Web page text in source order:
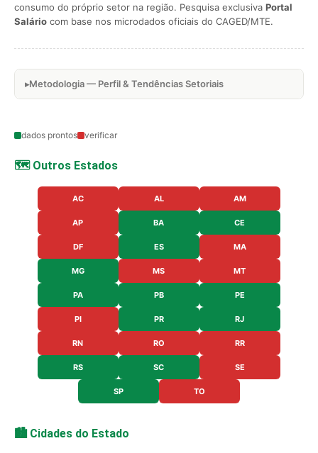
consumo do próprio setor na região. Pesquisa exclusiva Portal
Salário com base nos microdados oficiais do CAGED/MTE.
Metodologia — Perfil & Tendências Setoriais
dados prontos verificar
🗺️ Outros Estados
AC AL AM
AP BA CE
DF ES MA
MG MS MT
PA PB PE
PI PR RJ
RN RO RR
RS SC SE
SP TO
🏙️ Cidades do Estado